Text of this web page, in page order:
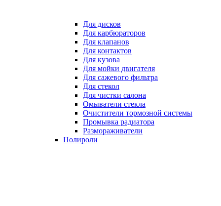
Для дисков
Для карбюраторов
Для клапанов
Для контактов
Для кузова
Для мойки двигателя
Для сажевого фильтра
Для стекол
Для чистки салона
Омыватели стекла
Очистители тормозной системы
Промывка радиатора
Размораживатели
Полироли